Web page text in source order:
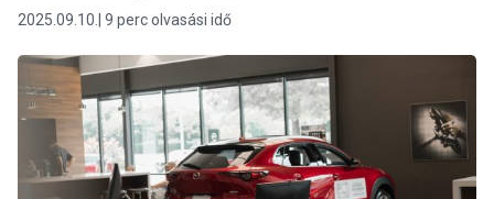
2025.09.10. 9 perc olvasási idő